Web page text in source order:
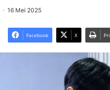
16 Mei 2025
Facebook X